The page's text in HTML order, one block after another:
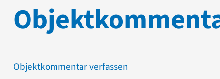
Objektkommentar verfassen